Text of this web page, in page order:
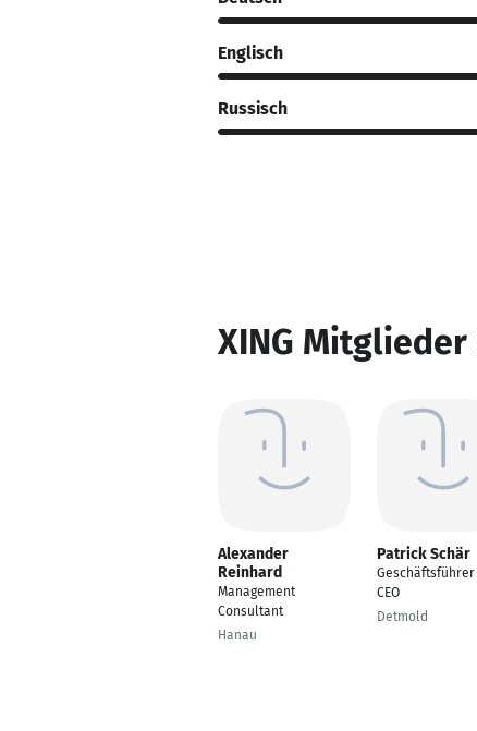
Englisch
Russisch
XING
Alexander
Reinhard
Management
Consultant
Hanau
Patrick Schär
CEO
Detmold